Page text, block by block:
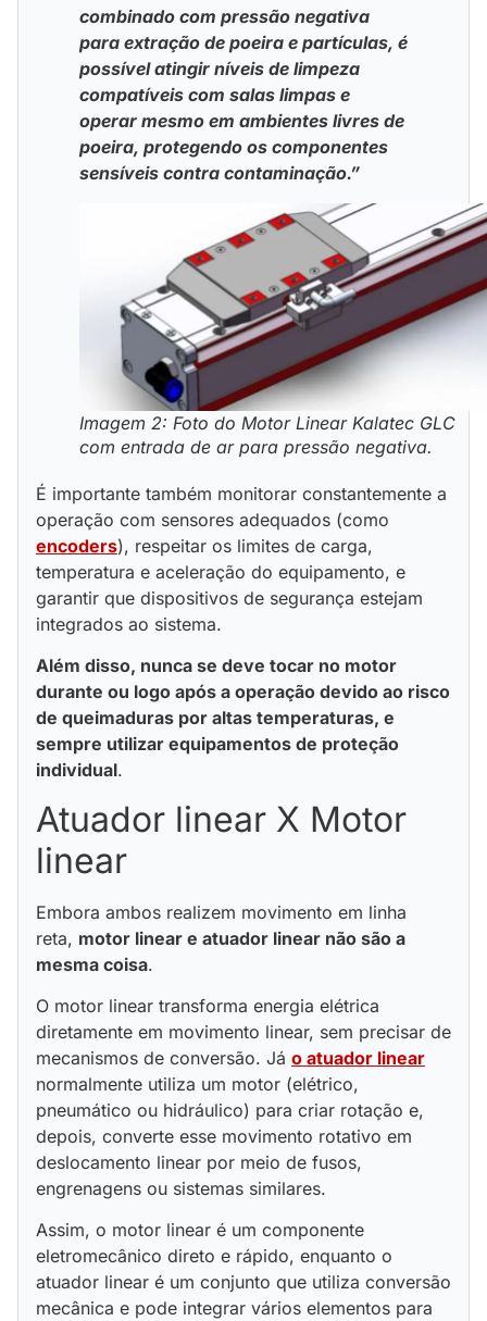
combinado com pressão negativa
para extração de poeira e partículas, é
possível atingir níveis de limpeza
compatíveis com salas limpas e
operar mesmo em ambientes livres de
poeira, protegendo os componentes
sensíveis contra contaminação.”
Imagem 2: Foto do Motor Linear Kalatec GLC
com entrada de ar para pressão negativa.
É importante também monitorar constantemente a
operação com sensores adequados (como
encoders), respeitar os limites de carga,
temperatura e aceleração do equipamento, e
garantir que dispositivos de segurança estejam
integrados ao sistema.
Além disso, nunca se deve tocar no motor
durante ou logo após a operação devido ao risco
de queimaduras por altas temperaturas, e
sempre utilizar equipamentos de proteção
individual.
Atuador linear X Motor
linear
Embora ambos realizem movimento em linha
reta, motor linear e atuador linear não são a
mesma coisa.
O motor linear transforma energia elétrica
diretamente em movimento linear, sem precisar de
mecanismos de conversão. Já o atuador linear
normalmente utiliza um motor (elétrico,
pneumático ou hidráulico) para criar rotação e,
depois, converte esse movimento rotativo em
deslocamento linear por meio de fusos,
engrenagens ou sistemas similares.
Assim, o motor linear é um componente
eletromecânico direto e rápido, enquanto o
atuador linear é um conjunto que utiliza conversão
mecânica e pode integrar vários elementos para